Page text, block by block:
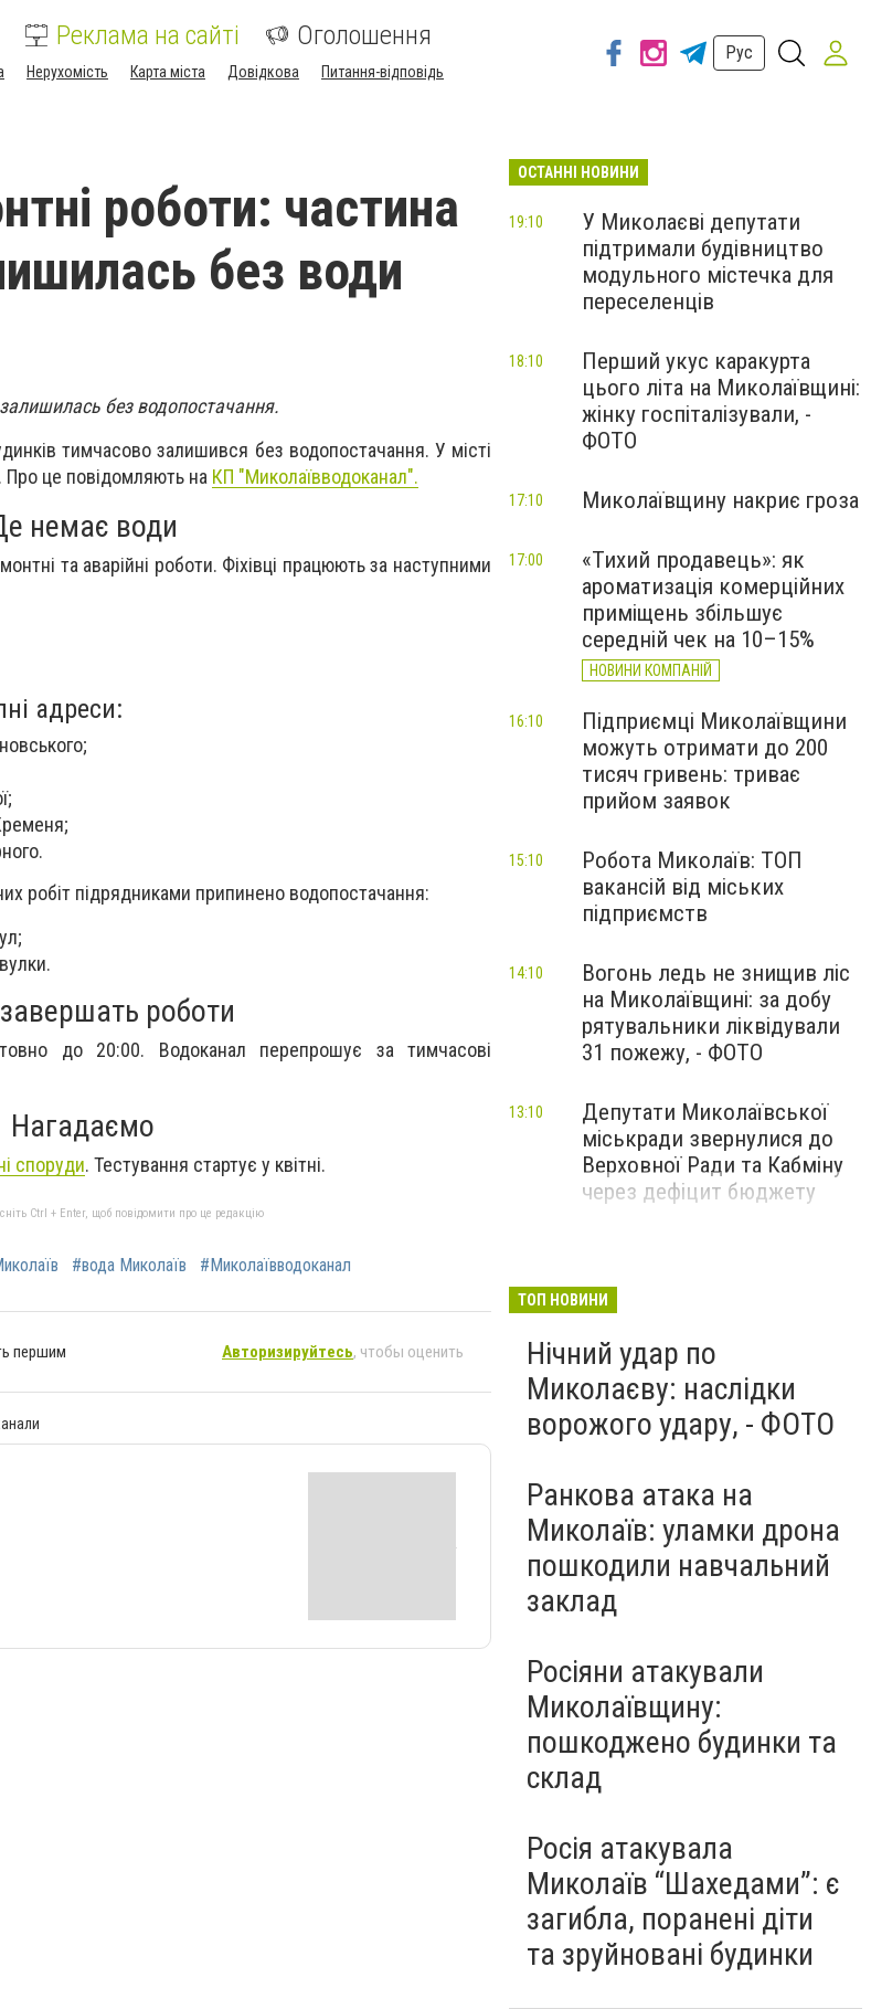
Реклама на сайті Оголошення
Нерухомість Карта міста Довідкова Питання-відповідь
Рус
роботи: частина
без води
без водопостачання.
тимчасово залишився без водопостачання. У місті
Про це повідомляють на КП "Миколаївводоканал".
немає води
та аварійні роботи. Фіхівці працюють за наступними
адреси:
робіт підрядниками припинено водопостачання:
роботи
до 20:00. Водоканал перепрошує за тимчасові
Нагадаємо
споруди. Тестування стартує у квітні.
Ctrl + Enter, щоб повідомити про це редакцію
#вода Миколаїв #Миколаївводоканал
першим Авторизируйтесь, чтобы оценить
ОСТАННІ НОВИНИ
У Миколаєві депутати
підтримали будівництво
модульного містечка для
переселенців
19:10
Перший укус каракурта
цього літа на Миколаївщині:
жінку госпіталізували, -
ФОТО
18:10
Миколаївщину накриє гроза
17:10
«Тихий продавець»: як
ароматизація комерційних
приміщень збільшує
середній чек на 10–15%
НОВИНИ КОМПАНІЙ
17:00
Підприємці Миколаївщини
можуть отримати до 200
тисяч гривень: триває
прийом заявок
16:10
Робота Миколаїв: ТОП
вакансій від міських
підприємств
15:10
Вогонь ледь не знищив ліс
на Миколаївщині: за добу
рятувальники ліквідували
31 пожежу, - ФОТО
14:10
Депутати Миколаївської
міськради звернулися до
Верховної Ради та Кабміну
через дефіцит бюджету
13:10
ТОП НОВИНИ
Нічний удар по
Миколаєву: наслідки
ворожого удару, - ФОТО
Ранкова атака на
Миколаїв: уламки дрона
пошкодили навчальний
заклад
Росіяни атакували
Миколаївщину:
пошкоджено будинки та
склад
Росія атакувала
Миколаїв “Шахедами”: є
загибла, поранені діти
та зруйновані будинки